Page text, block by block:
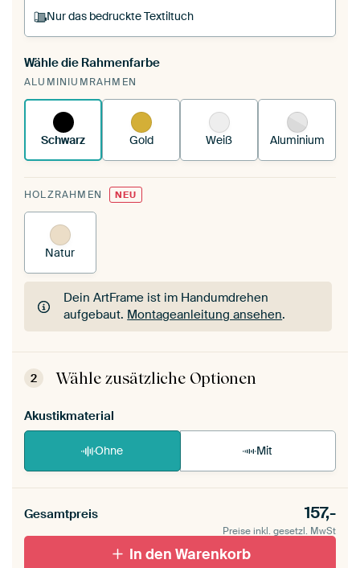
Nur das bedruckte Textiltuch
Du spannst einen wechselbaren Textiltuch in
deinen vorhandenen ArtFrame™.
funktioniert es.
Wähle die Rahmenfarbe
ALUMINIUMRAHMEN
Schwarz Gold Weiß Aluminium
HOLZRAHMEN NEU
Natur
Dein ArtFrame ist im Handumdrehen
aufgebaut. Montageanleitung ansehen.
Dein ArtFrame ist im Handumdrehen
aufgebaut.Montageanleitung ansehen
2 Wähle zusätzliche Optionen
Akustikmaterial
Ohne Mit
Gesamtpreis 157,-
Preise inkl. gesetzl. MwSt
In den Warenkorb